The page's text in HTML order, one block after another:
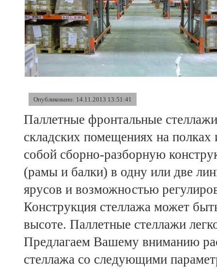
Опубликовано: 14.11.2013 13:51:41
Паллетные фронтальные
складских помещениях на
собой сборно-разборную
(рамы и балки) в одну или две
ярусов и возможностью
Конструкция стеллажа может
высоте. Паллетные стеллажи
Предлагаем Вашему вниманию
стеллажа со следующими